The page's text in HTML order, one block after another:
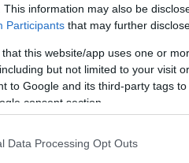
This information may also be
Participants that may further
that this website/app uses one or
but not limited to your visit
to Google and its third-party tags
consent section.
Data Processing Opt Outs